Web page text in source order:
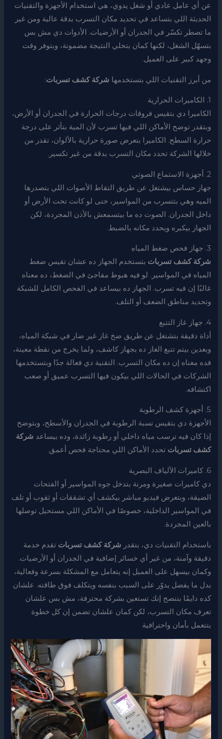
عن أي عامل عادي أو شغل يدوي، هي استخدام الأجهزة والتقنيات
الحديثة اللي بتساعد في تحديد مكان التسرب بدقة عالية ومن غير
ما تضطر تكسّر في الجدران أو الأرضيات. الأدوات دي مش بس
بتسهّل الشغل، لكنها كمان بتخلي النتيجة مضمونة، وبتوفر وقت
وجهد كبير على العميل.
من أبرز التقنيات اللي بتستخدمها شركة كشف تسربات:
1. الكاميرات الحرارية
الكاميرا دي بتقيس فروقات درجات الحرارة في الجدران أو الأرض،
وبتقدر توضح الأماكن اللي فيها تسرب لأن المية بتأثر على درجة
حرارة السطح. الكاميرا بتعرض صورة حرارية بالألوان، تقدر من
خلالها الشركة تحدد مكان التسرب بدقة من غير تكسير.
2. أجهزة الاستماع الصوتي
جهاز حساس بيشتغل عن طريق التقاط الأصوات اللي بتصدرها
الميه وهي بتتسرب من المواسير، حتى لو كانت تحت الأرض أو
داخل الجدران. الصوت ده ما بيتسمعش بالأذن المجردة، لكن
الجهاز بيكبره ويحدد مكانه بالضبط.
3. جهاز فحص ضغط المياه
شركة كشف تسربات بتستخدم الجهاز ده عشان تقيس ضغط
المياه في المواسير. لو فيه هبوط مفاجئ في الضغط، ده معناه
غالبًا إن فيه تسرب. الجهاز ده بيساعد في الفحص الكامل للشبكة
وتحديد مناطق الضعف أو التلف.
4. جهاز غاز التتبع
أداة دقيقة بتشتغل عن طريق ضخ غاز غير ضار في شبكة المياه،
وبعدين بيتم تتبع الغاز ده بجهاز كاشف، ولما يخرج من نقطة معينة،
فده معناه إن ده مكان التسرب. التقنية دي فعالة جدًا وبتستخدمها
الشركات في الحالات اللي بيكون فيها التسرب عميق أو صعب
اكتشافه.
5. أجهزة كشف الرطوبة
الأجهزة دي بتقيس نسبة الرطوبة في الجدران والأسطح، وبتوضح
إذا كان فيه ترسب مياه داخلي أو رطوبة زائدة، وده بيساعد شركة
كشف تسربات تحدد الأماكن اللي محتاجة فحص أعمق.
6. كاميرات الألياف البصرية
دي كاميرات صغيرة ومرنة بتدخل جوه المواسير أو الفتحات
الضيقة، وبتعرض فيديو مباشر بيكشف أي تشققات أو ثقوب أو تلف
في المواسير الداخلية، خصوصًا في الأماكن اللي مستحيل توصلها
بالعين المجردة.
باستخدام التقنيات دي، بتقدر شركة كشف تسربات تقدم خدمة
دقيقة وآمنة، من غير أي خسائر إضافية في الجدران أو الأرضيات.
وكمان بيسهل على العميل إنه يتعامل مع المشكلة بسرعة وفعالية،
بدل ما يفضل يدوّر على السبب بنفسه ويتكلف فوق طاقته. علشان
كده دايمًا بننصح إنك تستعين بشركة محترفة، مش بس علشان
تعرف مكان التسرب، لكن كمان علشان تضمن إن كل خطوة
بتتعمل بأمان واحترافية